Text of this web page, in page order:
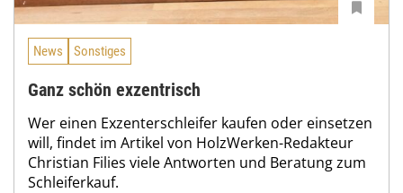
News Sonstiges
Ganz schön exzentrisch
Wer einen Exzenterschleifer kaufen oder einsetzen
will, findet im Artikel von HolzWerken-Redakteur
Christian Filies viele Antworten und Beratung zum
Schleiferkauf.